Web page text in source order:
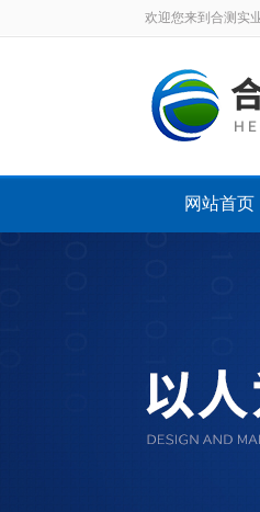
欢迎您来到合测实
网站首页